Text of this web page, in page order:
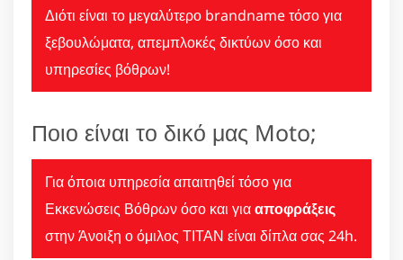
Διότι είναι το μεγαλύτερο brandname τόσο για
ξεβουλώματα, απεμπλοκές δικτύων όσο και
υπηρεσίες βόθρων!
Ποιο είναι το δικό μας Moto;
Για όποια υπηρεσία απαιτηθεί τόσο για
Εκκενώσεις Βόθρων όσο και γιααποφράξεις
στην Άνοιξη ο όμιλος ΤΙΤΑΝ είναι δίπλα σας 24h.